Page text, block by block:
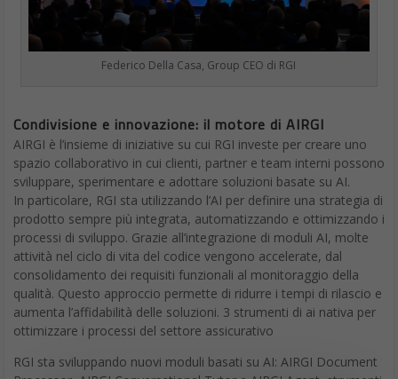
Condivisione e innovazione: il motore di AIRGI
AIRGI è l’insieme di iniziative su cui RGI investe per creare uno
In particolare, RGI sta utilizzando l’AI per definire una strategia di
prodotto sempre più integrata, automatizzando e ottimizzando i
processi di sviluppo. Grazie all’integrazione di moduli AI, molte
attività nel ciclo di vita del codice vengono accelerate, dal
consolidamento dei requisiti funzionali al monitoraggio della
qualità. Questo approccio permette di ridurre i tempi di rilascio e
aumenta l’affidabilità delle soluzioni. 3 strumenti di ai nativa per
ottimizzare i processi del settore assicurativo
RGI sta sviluppando nuovi moduli basati su AI: AIRGI Document
Processor, AIRGI Conversational Tutor e AIRGI Agent, strumenti
sviluppati in modalità nativa per supportare la gestione di
processi complessi.
Con AIRGI Document Processor, i documenti utilizzati dalle
Non rimanere indietro,